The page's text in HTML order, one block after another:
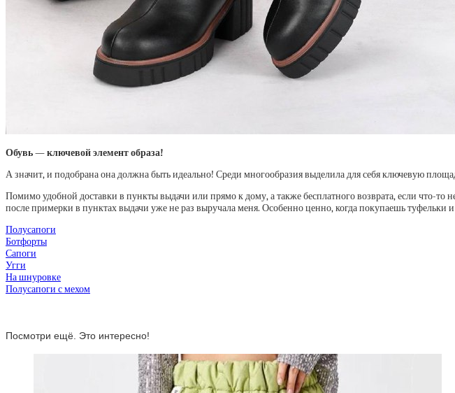
Обувь — ключевой элемент образа!
А значит, и подобрана она должна быть идеально! Среди многообразия выделила для себя ключевую
Помимо удобной доставки в пункты выдачи или прямо к дому, а также бесплатного возврата, если что-то
после примерки в пунктах выдачи уже не раз выручала меня. Особенно ценно, когда покупаешь туфельки
Полусапоги
Ботфорты
Сапоги
Угги
На шнуровке
Полусапоги с мехом
Посмотри ещё. Это интересно!